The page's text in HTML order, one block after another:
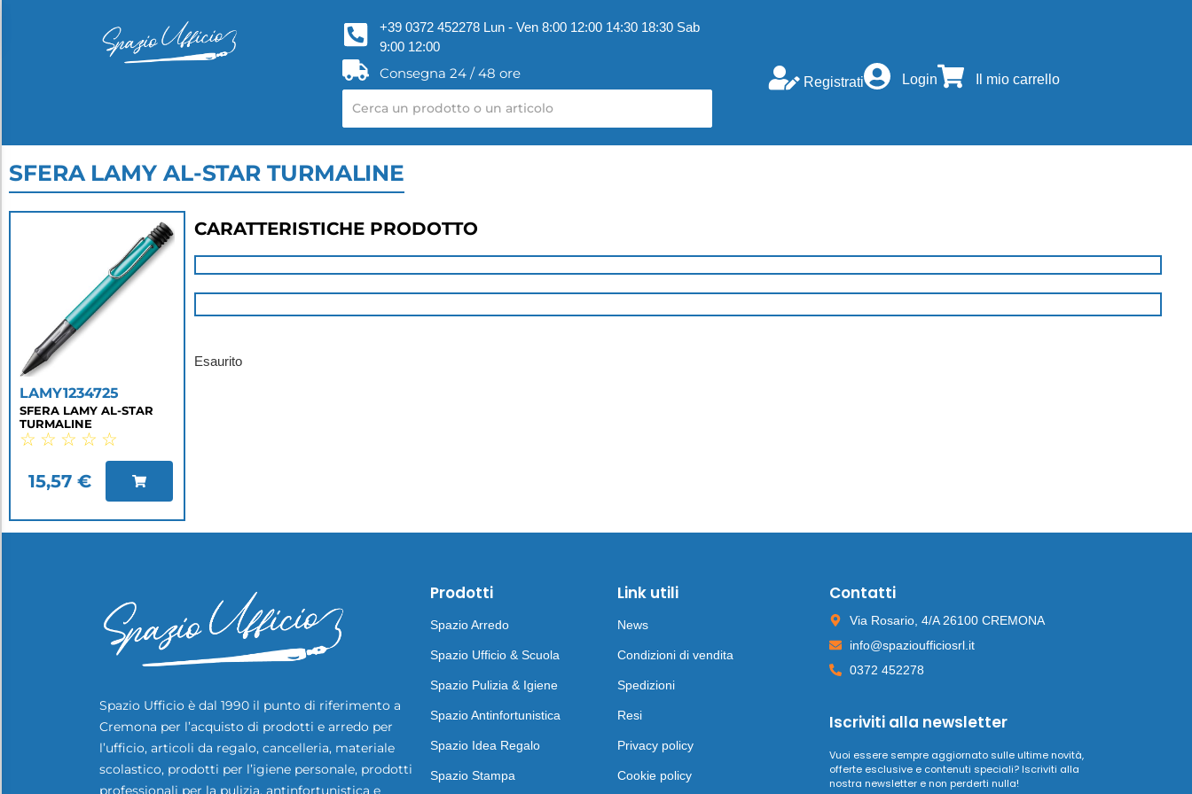
+39 0372 452278 Lun - Ven 8:00 12:00 14:30 18:30 Sab
9:00 12:00
Consegna 24 / 48 ore
Registrati Login Il mio carrello
SFERA LAMY AL-STAR TURMALINE
LAMY1234725
SFERA LAMY AL-STAR
TURMALINE
☆ ☆ ☆ ☆ ☆
15,57 €
CARATTERISTICHE PRODOTTO
Esaurito
Spazio Ufficio è dal 1990 il punto di riferimento a
Cremona per l’acquisto di prodotti e arredo per
l’ufficio, articoli da regalo, cancelleria, materiale
scolastico, prodotti per l’igiene personale, prodotti
professionali per la pulizia, antinfortunistica e
Prodotti
Spazio Arredo
Spazio Ufficio & Scuola
Spazio Pulizia & Igiene
Spazio Antinfortunistica
Spazio Idea Regalo
Spazio Stampa
Link utili
News
Condizioni di vendita
Spedizioni
Resi
Privacy policy
Cookie policy
Contatti
Via Rosario, 4/A 26100 CREMONA
info@spazioufficiosrl.it
0372 452278
Iscriviti alla newsletter
Vuoi essere sempre aggiornato sulle ultime novità,
offerte esclusive e contenuti speciali? Iscriviti alla
nostra newsletter e non perderti nulla!